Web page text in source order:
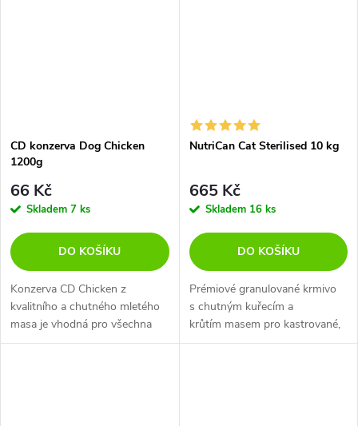
CD konzerva Dog Chicken
1200g
66 Kč
Skladem 7 ks
DO KOŠÍKU
Konzerva CD Chicken z
kvalitního a chutného mletého
masa je vhodná pro všechna
plemena a věkové kategorie
NutriCan Cat Sterilised 10 kg
665 Kč
Skladem 16 ks
DO KOŠÍKU
Prémiové granulované krmivo
s chutným kuřecím a
krůtím masem pro kastrované,
či sterilizované kočky.